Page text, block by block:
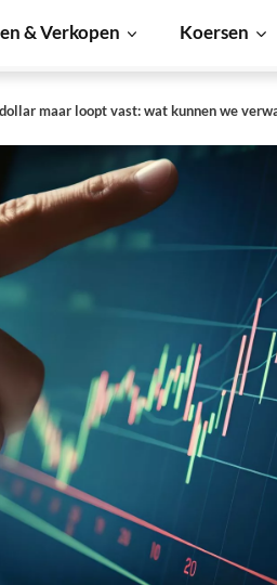
& Verkopen Koersen
maar loopt vast: wat kunnen we